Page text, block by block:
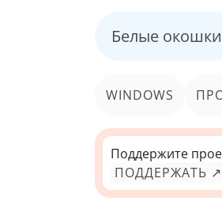
Белые окошки
WINDOWS
Поддержите
ПОДДЕРЖАТЬ ↗